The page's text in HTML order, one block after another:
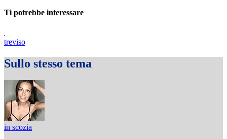
Ti potrebbe interessare
treviso
Sullo stesso tema
in scozia